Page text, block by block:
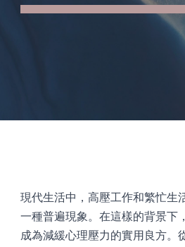
現代生活中，高壓工作和繁忙生
一種普遍現象。在這樣的背景下
成為減緩心理壓力的實用良方。